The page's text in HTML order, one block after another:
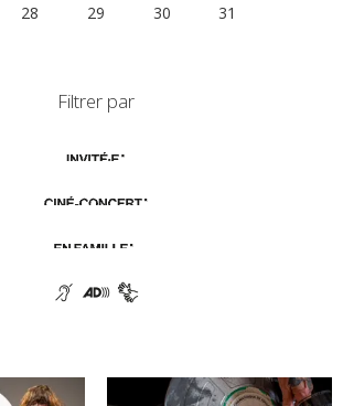
28 29 30 31
Filtrer par